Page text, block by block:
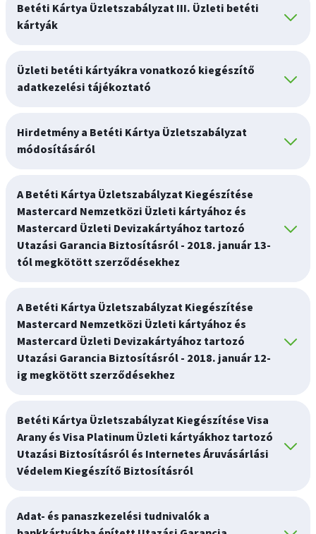
Betéti Kártya Üzletszabályzat III. Üzleti betéti
kártyák
Üzleti betéti kártyákra vonatkozó kiegészítő
adatkezelési tájékoztató
Hirdetmény a Betéti Kártya Üzletszabályzat
módosításáról
A Betéti Kártya Üzletszabályzat Kiegészítése
Mastercard Nemzetközi Üzleti kártyához és
Mastercard Üzleti Devizakártyához tartozó
Utazási Garancia Biztosításról - 2018. január 13-
tól megkötött szerződésekhez
A Betéti Kártya Üzletszabályzat Kiegészítése
Mastercard Nemzetközi Üzleti kártyához és
Mastercard Üzleti Devizakártyához tartozó
Utazási Garancia Biztosításról - 2018. január 12-
ig megkötött szerződésekhez
Betéti Kártya Üzletszabályzat Kiegészítése Visa
Arany és Visa Platinum Üzleti kártyákhoz tartozó
Utazási Biztosításról és Internetes Áruvásárlási
Védelem Kiegészítő Biztosításról
Adat- és panaszkezelési tudnivalók a